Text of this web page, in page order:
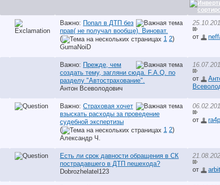
Важно: Попал в ДТП без
прав( не получал вообще). Виноват.
(
1 2)
GumaNoiD
от
Важно: Прежде, чем
создать тему, загляни сюда. F.A.Q. по
разделу "Автострахование".
Антон Всеволодович
от
Важно: Страховая хочет
взыскать расходы за проведение
судебной экспертизы
(
1 2)
Александр Ч.
от
Есть ли срок давности обращения в СК
пострадавшего в ДТП пешехода?
Dobrozhelatel123
от